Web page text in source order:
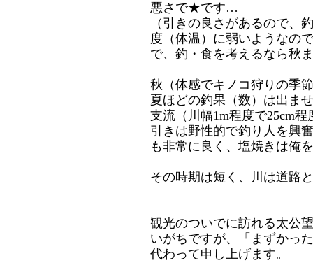
悪さで★です…
（引きの良さがあるので
度（体温）に弱いようなの
で、釣・食を考えるなら秋
秋（体感でキノコ狩りの季
夏ほどの釣果（数）は出ま
支流（川幅1m程度で25cm程
引きは野性的で釣り人を興
も非常に良く、塩焼きは
その時期は短く、川は道路
観光のついでに訪れる太公
いがちですが、「まずかっ
代わって申し上げます。